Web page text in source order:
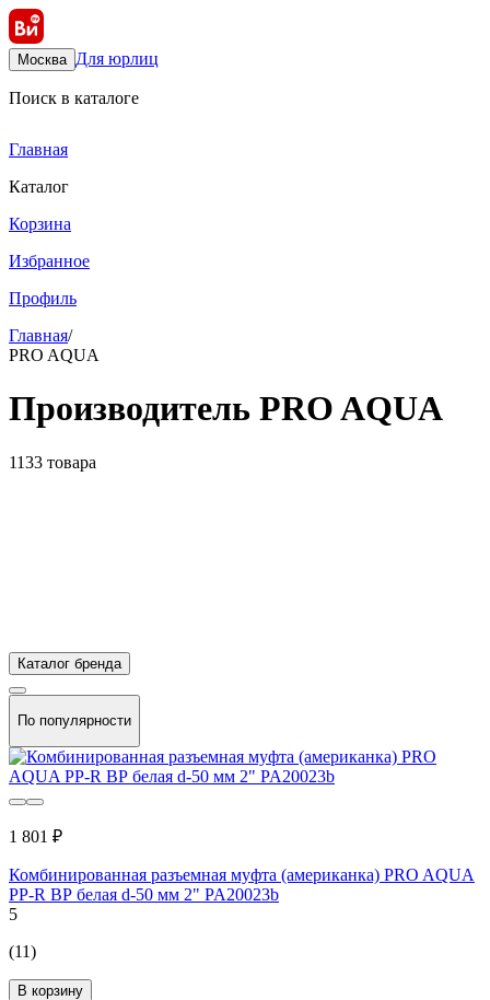
Москва Для юрлиц
Поиск в каталоге
Главная
Каталог
Корзина
Избранное
Профиль
Главная/
PRO AQUA
Производитель PRO AQUA
1133 товара
Каталог бренда
По популярности
1 801 ₽
Комбинированная разъемная муфта (американка) PRO AQUA
PP-R ВР белая d-50 мм 2" PA20023b
5
(11)
В корзину